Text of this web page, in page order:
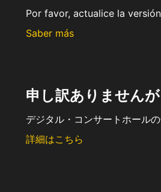
Por favor, actualice la
Saber más
申し訳ありません
デジタル・コンサートホール
詳細はこちら